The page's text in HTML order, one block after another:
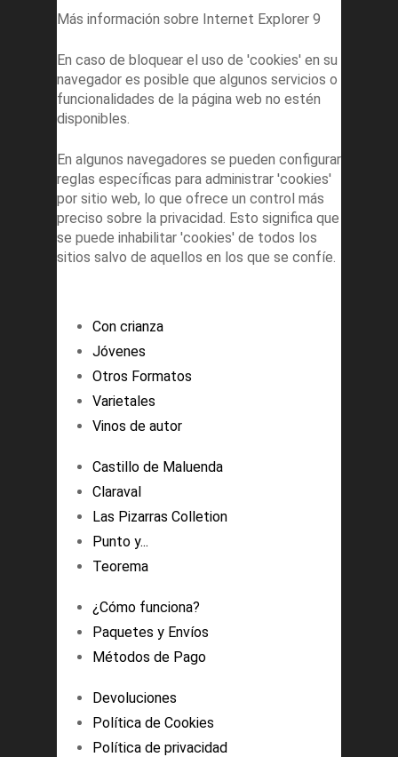
Más información sobre Internet Explorer 9
En caso de bloquear el uso de 'cookies' en su
navegador es posible que algunos servicios o
funcionalidades de la página web no estén
disponibles.
En algunos navegadores se pueden configurar
reglas específicas para administrar 'cookies'
por sitio web, lo que ofrece un control más
preciso sobre la privacidad. Esto significa que
se puede inhabilitar 'cookies' de todos los
sitios salvo de aquellos en los que se confíe.
Con crianza
Jóvenes
Otros Formatos
Varietales
Vinos de autor
Castillo de Maluenda
Claraval
Las Pizarras Colletion
Punto y...
Teorema
¿Cómo funciona?
Paquetes y Envíos
Métodos de Pago
Devoluciones
Política de Cookies
Política de privacidad